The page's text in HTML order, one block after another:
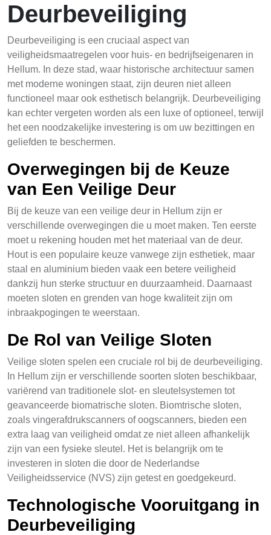
Deurbeveiliging
Deurbeveiliging is een cruciaal aspect van
veiligheidsmaatregelen voor huis- en bedrijfseigenaren in
Hellum. In deze stad, waar historische architectuur samen
met moderne woningen staat, zijn deuren niet alleen
functioneel maar ook esthetisch belangrijk. Deurbeveiliging
kan echter vergeten worden als een luxe of optioneel, terwijl
het een noodzakelijke investering is om uw bezittingen en
geliefden te beschermen.
Overwegingen bij de Keuze
van Een Veilige Deur
Bij de keuze van een veilige deur in Hellum zijn er
verschillende overwegingen die u moet maken. Ten eerste
moet u rekening houden met het materiaal van de deur.
Hout is een populaire keuze vanwege zijn esthetiek, maar
staal en aluminium bieden vaak een betere veiligheid
dankzij hun sterke structuur en duurzaamheid. Daarnaast
moeten sloten en grenden van hoge kwaliteit zijn om
inbraakpogingen te weerstaan.
De Rol van Veilige Sloten
Veilige sloten spelen een cruciale rol bij de deurbeveiliging.
In Hellum zijn er verschillende soorten sloten beschikbaar,
variërend van traditionele slot- en sleutelsystemen tot
geavanceerde biomatrische sloten. Biomtrische sloten,
zoals vingerafdrukscanners of oogscanners, bieden een
extra laag van veiligheid omdat ze niet alleen afhankelijk
zijn van een fysieke sleutel. Het is belangrijk om te
investeren in sloten die door de Nederlandse
Veiligheidsservice (NVS) zijn getest en goedgekeurd.
Technologische Vooruitgang in
Deurbeveiliging